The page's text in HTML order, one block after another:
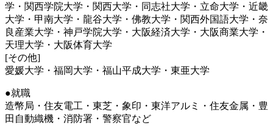
学・関西学院大学・関西大学・同志社大学・立命大学・近畿
大学・甲南大学・龍谷大学・佛教大学・関西外国語大学・奈
良産業大学・神戸学院大学・大阪経済大学・大阪商業大学・
天理大学・大阪体育大学
[その他]
愛媛大学・福岡大学・福山平成大学・東亜大学
●就職
造幣局・住友電工・東芝・象印・東洋アルミ・住友金属・豊
田自動織機・消防署・警察官など